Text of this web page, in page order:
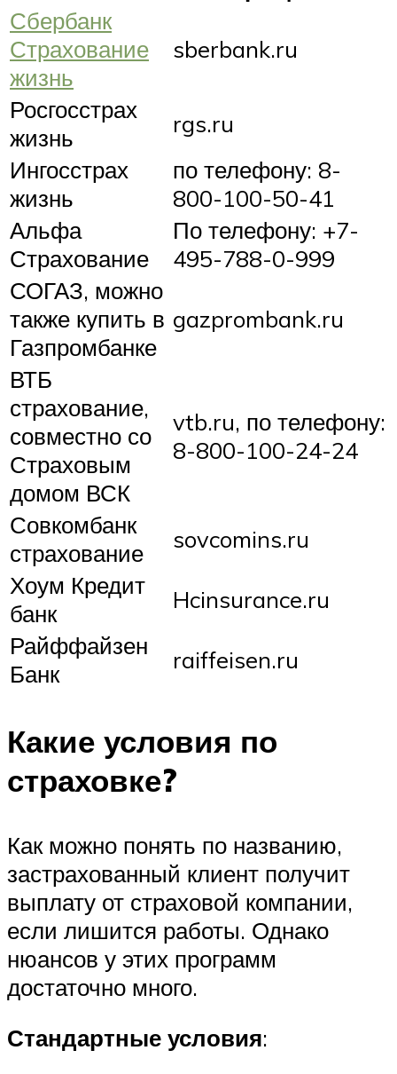
Сбербанк
Страхование
жизнь
sberbank.ru
Росгосстрах
жизнь
rgs.ru
Ингосстрах
жизнь
по телефону: 8-
800-100-50-41
Альфа
Страхование
По телефону: +7-
495-788-0-999
СОГАЗ, можно
также купить в
Газпромбанке
gazprombank.ru
ВТБ
страхование,
совместно со
Страховым
домом ВСК
vtb.ru, по телефону:
8-800-100-24-24
Совкомбанк
страхование
sovcomins.ru
Хоум Кредит
банк
Hcinsurance.ru
Райффайзен
Банк
raiffeisen.ru
Какие условия по
страховке?
Как можно понять по названию,
застрахованный клиент получит
выплату от страховой компании,
если лишится работы. Однако
нюансов у этих программ
достаточно много.
Стандартные условия: